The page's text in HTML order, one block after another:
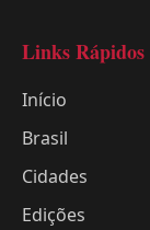
Links Rápidos
Início
Brasil
Cidades
Edições